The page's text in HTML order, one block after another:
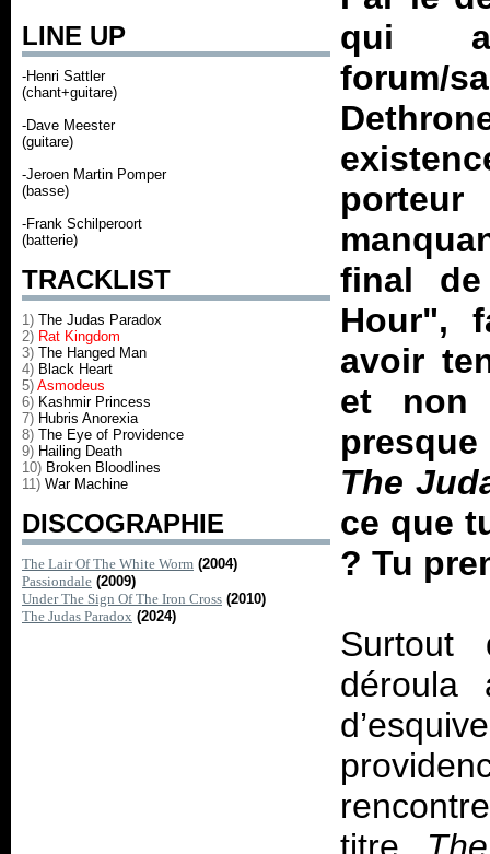
LINE UP
-Henri Sattler
(chant+guitare)
-Dave Meester
(guitare)
-Jeroen Martin Pomper
(basse)
-Frank Schilperoort
(batterie)
TRACKLIST
1) The Judas Paradox
2) Rat Kingdom
3) The Hanged Man
4) Black Heart
5) Asmodeus
6) Kashmir Princess
7) Hubris Anorexia
8) The Eye of Providence
9) Hailing Death
10) Broken Bloodlines
11) War Machine
DISCOGRAPHIE
The Lair Of The White Worm (2004)
Passiondale (2009)
Under The Sign Of The Iron Cross (2010)
The Judas Paradox (2024)
qui
forum/
porteur
final
Hour",
avoir
et non
The
ce que
? Tu
Surtout
déroula